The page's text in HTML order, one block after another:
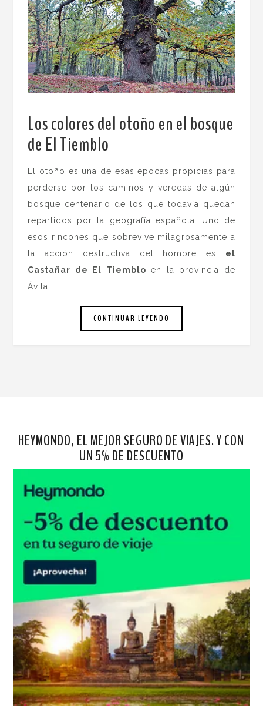
Los colores del otoño en el bosque
de El Tiemblo
El otoño es una de esas épocas propicias para
perderse por los caminos y veredas de algún
bosque centenario de los que todavía quedan
repartidos por la geografía española. Uno de
esos rincones que sobrevive milagrosamente a
la acción destructiva del hombre es el
Castañar de El Tiemblo en la provincia de
Ávila.
CONTINUAR LEYENDO
HEYMONDO, EL MEJOR SEGURO DE VIAJES. Y CON
UN 5% DE DESCUENTO